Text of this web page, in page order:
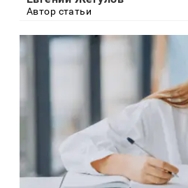
Автор статьи